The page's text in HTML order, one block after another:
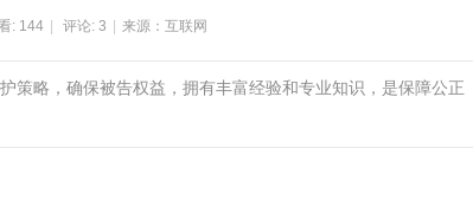
: 144 评论: 3 来源：互联网
策略，确保被告权益，拥有丰富经验和专业知识，是保障公正